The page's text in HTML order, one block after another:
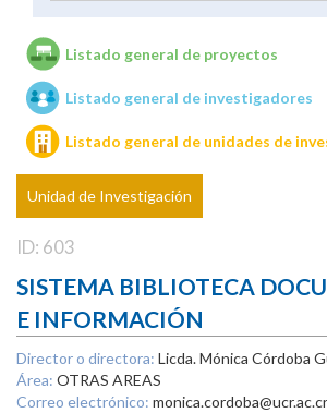
Unidades de investigación
Listado general de proyectos
Listado general de investigadores
Listado general de unidades de
Unidad de Investigación
ID: 603
SISTEMA BIBLIOTECA
E INFORMACIÓN
Director o directora: Licda. Mónica Córdoba
Área: OTRAS AREAS
Correo electrónico: monica.cordoba@ucr.ac.cr